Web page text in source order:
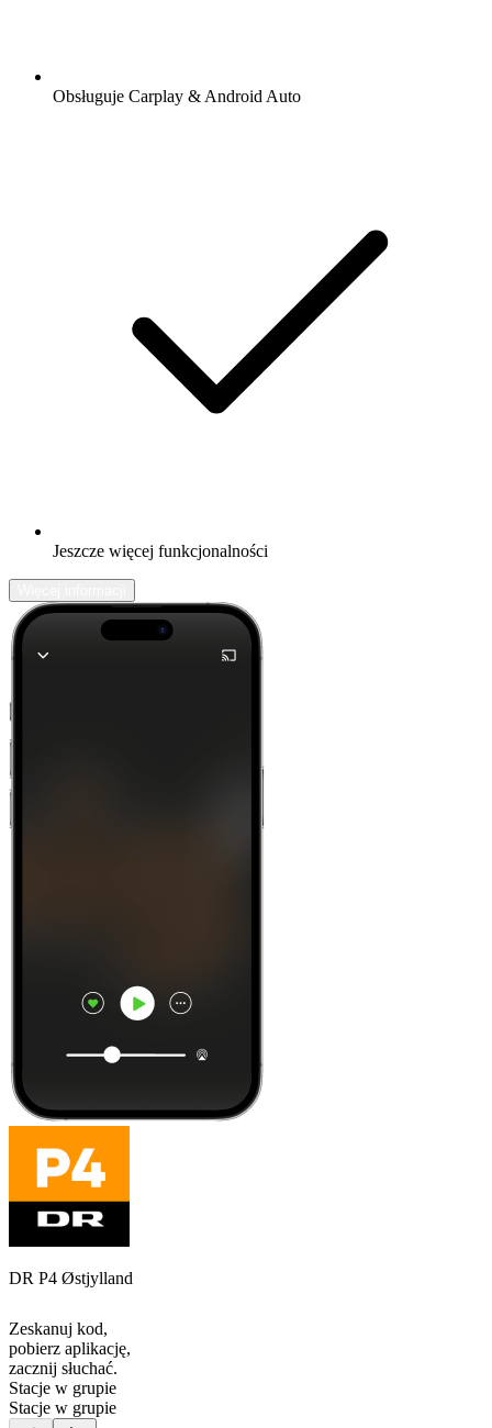
Obsługuje Carplay & Android Auto
Jeszcze więcej funkcjonalności
DR P4 Østjylland
Zeskanuj kod,
pobierz aplikację,
zacznij słuchać.
Stacje w grupie
Stacje w grupie